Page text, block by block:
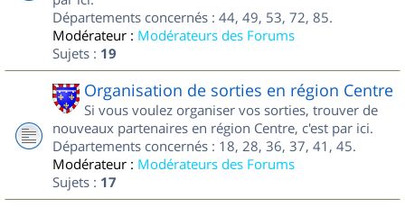
Départements concernés : 44, 49, 53, 72, 85.
Modérateur : Modérateurs des Forums
Sujets : 19
Organisation de sorties en région Centre
Si vous voulez organiser vos sorties, trouver de
nouveaux partenaires en région Centre, c'est par ici.
Départements concernés : 18, 28, 36, 37, 41, 45.
Modérateur : Modérateurs des Forums
Sujets : 17